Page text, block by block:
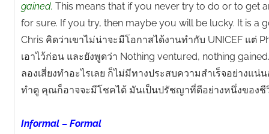
gained. This means that if you never try to do or to get
for sure. If you try, then maybe you will be lucky. It is a
Chris คิดว่าเขาไม่น่าจะมีโอกาสได้งานทำกับ UNICEF แต่
เอาไว้ก่อน และยังพูดว่า Nothing ventured, nothing
ลองเสี่ยงทำอะไรเลย ก็ไม่มีทางประสบความสำเร็จอย่างแ
ทำดู คุณก็อาจจะมีโชคได้ มันเป็นปรัชญาที่ดีอย่างหนึ่งของชี
Informal – Formal